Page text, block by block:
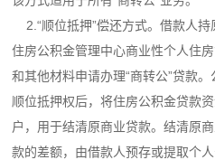
2.“顺位抵押”偿还方式。借款人
住房公积金管理中心商业性个人住
和其他材料申请办理“商转公”贷款
顺位抵押权后，将住房公积金贷款
户，用于结清原商业贷款。结清原
款的差额，由借款人预存或提取个